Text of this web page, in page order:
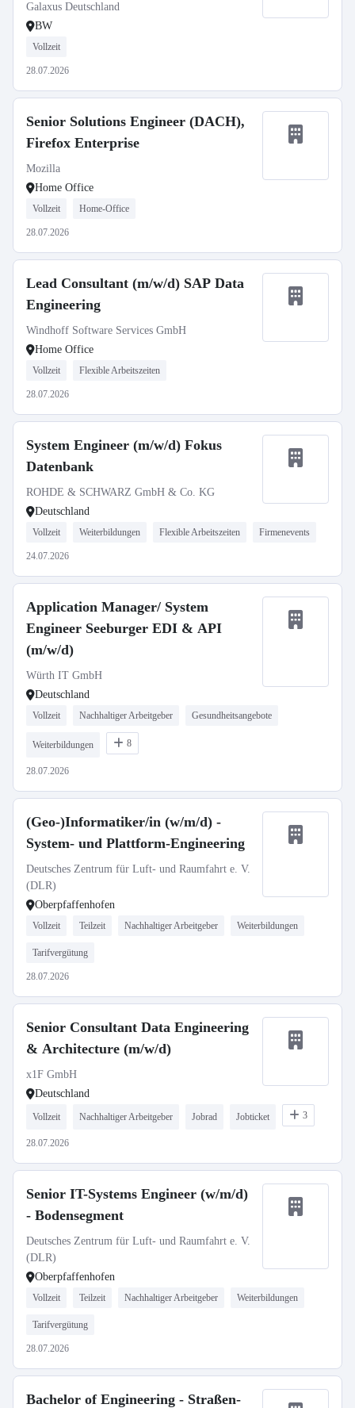
Galaxus Deutschland
BW
Vollzeit
28.07.2026
Senior Solutions Engineer (DACH),
Firefox Enterprise
Mozilla
Home Office
Vollzeit Home-Office
28.07.2026
Lead Consultant (m/w/d) SAP Data
Engineering
Windhoff Software Services GmbH
Home Office
Vollzeit Flexible Arbeitszeiten
28.07.2026
System Engineer (m/w/d) Fokus
Datenbank
ROHDE & SCHWARZ GmbH & Co. KG
Deutschland
Vollzeit Weiterbildungen Flexible Arbeitszeiten Firmenevents
24.07.2026
Application Manager/ System
Engineer Seeburger EDI & API
(m/w/d)
Würth IT GmbH
Deutschland
Vollzeit Nachhaltiger Arbeitgeber Gesundheitsangebote
Weiterbildungen 8
28.07.2026
(Geo-)Informatiker/in (w/m/d) -
System- und Plattform-Engineering
Deutsches Zentrum für Luft- und Raumfahrt e. V.
(DLR)
Oberpfaffenhofen
Vollzeit Teilzeit Nachhaltiger Arbeitgeber Weiterbildungen
Tarifvergütung
28.07.2026
Senior Consultant Data Engineering
& Architecture (m/w/d)
x1F GmbH
Deutschland
Vollzeit Nachhaltiger Arbeitgeber Jobrad Jobticket 3
28.07.2026
Senior IT-Systems Engineer (w/m/d)
- Bodensegment
Deutsches Zentrum für Luft- und Raumfahrt e. V.
(DLR)
Oberpfaffenhofen
Vollzeit Teilzeit Nachhaltiger Arbeitgeber Weiterbildungen
Tarifvergütung
28.07.2026
Bachelor of Engineering - Straßen-